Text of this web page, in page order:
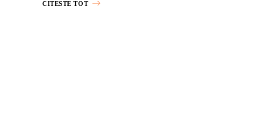
CITESTE TOT